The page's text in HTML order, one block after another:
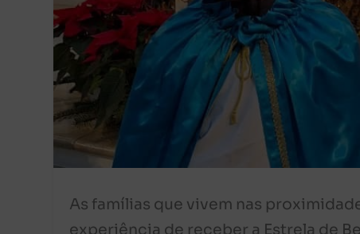
As famílias que vivem nas